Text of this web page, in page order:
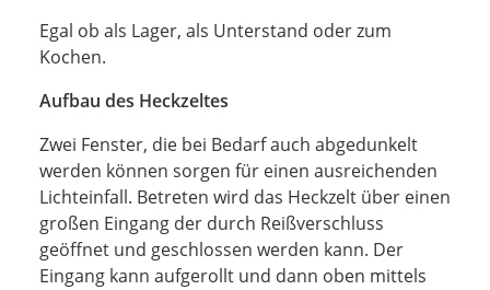
Egal ob als Lager, als Unterstand oder zum
Kochen.
Aufbau des Heckzeltes
Zwei Fenster, die bei Bedarf auch abgedunkelt
werden können sorgen für einen ausreichenden
Lichteinfall. Betreten wird das Heckzelt über einen
großen Eingang der durch Reißverschluss
geöffnet und geschlossen werden kann. Der
Eingang kann aufgerollt und dann oben mittels